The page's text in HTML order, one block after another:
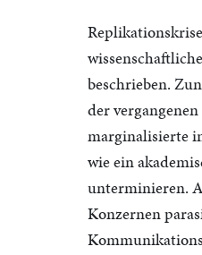
beschrieben.
der
marginalisierte
wie ein
unterminieren.
Konzernen